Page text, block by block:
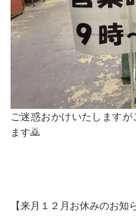
ご迷惑おかけいたします
ます🙇
【来月１２月お休みのお知